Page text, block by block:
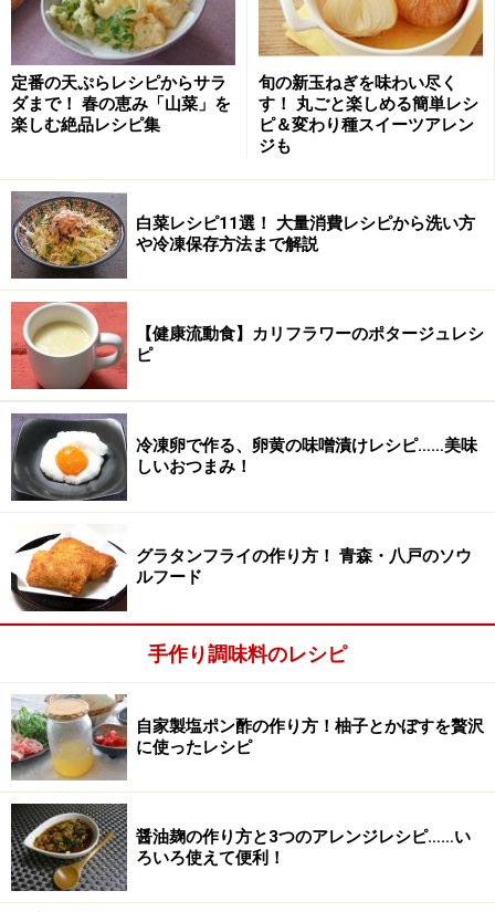
2
炊飯器に湯と網を入れ、ヨーグルト混ぜ生クリーム
をセット
生クリームの口を開け、清潔なスプーンで、口を開けた
ばかりの新鮮なヨーグルトをすくって入れてよく混ぜ、
口をクリップで止める。炊飯器の内釜に、熱湯を1の線
位（網より下）まで注ぎ入れ、網（ケーキクーラー）を
入れ、ヨーグルト入り生クリームをのせ、隣に温度計を
置く。
湯を入れるのは釜の保護と、釜内の温度を安定させるた
め
3
蓋をして、40℃前後で6時間発酵させる
定番の天ぷらレシピからサラ
ダまで！ 春の恵み「山菜」を
楽しむ絶品レシピ集
旬の新玉ねぎを味わい尽く
す！ 丸ごと楽しめる簡単レシ
ピ＆変わり種スイーツアレン
ジも
白菜レシピ11選！ 大量消費レシピから洗い方
や冷凍保存方法まで解説
【健康流動食】カリフラワーのポタージュレシ
ピ
冷凍卵で作る、卵黄の味噌漬けレシピ……美味
しいおつまみ！
グラタンフライの作り方！ 青森・八戸のソウ
ルフード
手作り調味料のレシピ
自家製塩ポン酢の作り方！柚子とかぼすを贅沢
に使ったレシピ
醤油麹の作り方と3つのアレンジレシピ……い
ろいろ使えて便利！